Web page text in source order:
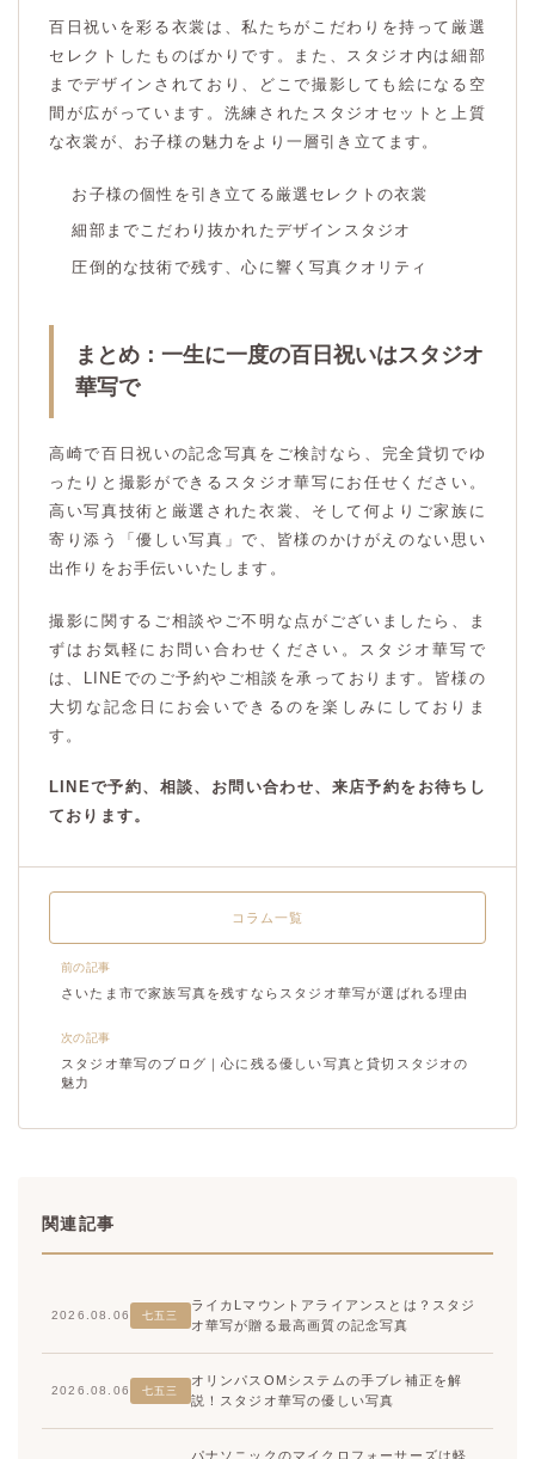
百日祝いを彩る衣裳は、私たちがこだわりを持って厳選
セレクトしたものばかりです。また、スタジオ内は細部
までデザインされており、どこで撮影しても絵になる空
間が広がっています。洗練されたスタジオセットと上質
な衣裳が、お子様の魅力をより一層引き立てます。
お子様の個性を引き立てる厳選セレクトの衣裳
細部までこだわり抜かれたデザインスタジオ
圧倒的な技術で残す、心に響く写真クオリティ
まとめ：一生に一度の百日祝いはスタジオ
華写で
高崎で百日祝いの記念写真をご検討なら、完全貸切でゆ
ったりと撮影ができるスタジオ華写にお任せください。
高い写真技術と厳選された衣裳、そして何よりご家族に
寄り添う「優しい写真」で、皆様のかけがえのない思い
出作りをお手伝いいたします。
撮影に関するご相談やご不明な点がございましたら、ま
ずはお気軽にお問い合わせください。スタジオ華写で
は、LINEでのご予約やご相談を承っております。皆様の
大切な記念日にお会いできるのを楽しみにしておりま
す。
LINEで予約、相談、お問い合わせ、来店予約をお待ちし
ております。
前の記事
さいたま市で家族写真を残すならスタジオ華写が選ばれる理由
コラム一覧
次の記事
スタジオ華写のブログ｜心に残る優しい写真と貸切スタジオの
魅力
関連記事
2026.08.06 七五三
ライカLマウントアライアンスとは？スタジ
オ華写が贈る最高画質の記念写真
2026.08.06 七五三
オリンパスOMシステムの手ブレ補正を解
説！スタジオ華写の優しい写真
パナソニックのマイクロフォーサーズは軽